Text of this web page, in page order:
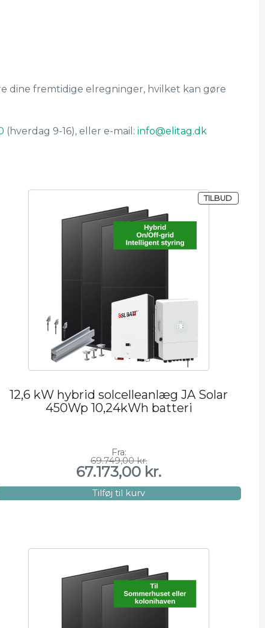
dine fremtidige elregninger, hvilket kan gøre
(hverdag 9-16), eller e-mail: info@elitag.dk
TILBUD TILBUDVARE
12,6 kW hybrid solcelleanlæg JA Solar
450Wp 10,24kWh batteri
Fra:
69.749,00kr.
Den
oprindelige
pris
var:
69.749,00 kr..
67.173,00 kr.
Den
aktuelle
pris
er:
67.173,00 kr..
Tilføj til kurv